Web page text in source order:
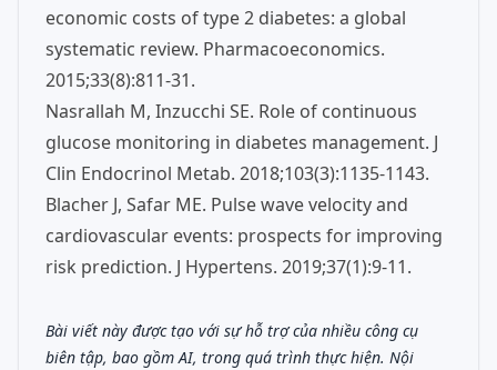
economic costs of type 2 diabetes: a global
systematic review. Pharmacoeconomics.
2015;33(8):811-31.
Nasrallah M, Inzucchi SE. Role of continuous
glucose monitoring in diabetes management. J
Clin Endocrinol Metab. 2018;103(3):1135-1143.
Blacher J, Safar ME. Pulse wave velocity and
cardiovascular events: prospects for improving
risk prediction. J Hypertens. 2019;37(1):9-11.
Bài viết này được tạo với sự hỗ trợ của nhiều công cụ
biên tập, bao gồm AI, trong quá trình thực hiện. Nội